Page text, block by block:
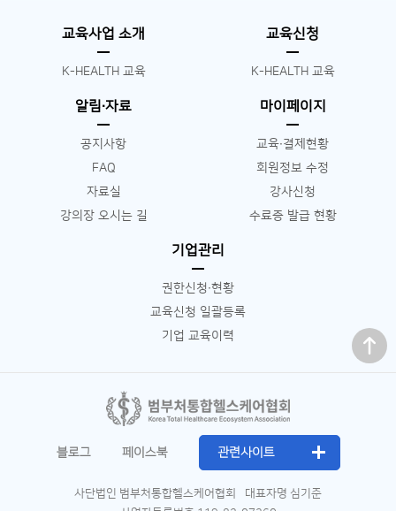
교육사업 소개
K-HEALTH 교육
교육신청
K-HEALTH 교육
알림∙자료
공지사항
FAQ
자료실
강의장 오시는 길
마이페이지
교육∙결제현황
회원정보 수정
강사신청
수료증 발급 현황
기업관리
권한신청∙현황
교육신청 일괄등록
기업 교육이력
맨 위로
블로그 페이스북 관련사이트
사단법인 범부처통합헬스케어협회
대표자명 심기준